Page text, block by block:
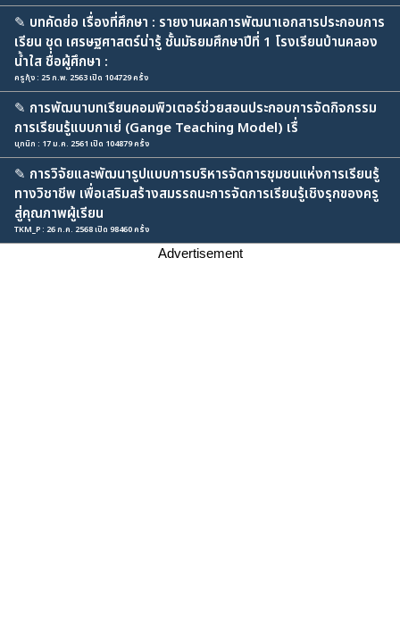
✎ บทคัดย่อ เรื่องที่ศึกษา : รายงานผลการพัฒนาเอกสารประกอบการ
เรียน ชุด เศรษฐศาสตร์น่ารู้ ชั้นมัธยมศึกษาปีที่ 1 โรงเรียนบ้านคลอง
น้ำใส ชื่อผู้ศึกษา :
ครูกุ้ง : 25 ก.พ. 2563 เปิด 104729 ครั้ง
✎ การพัฒนาบทเรียนคอมพิวเตอร์ช่วยสอนประกอบการจัดกิจกรรม
การเรียนรู้แบบกาเย่ (Gange Teaching Model) เรื่
นุกนิก : 17 ม.ค. 2561 เปิด 104879 ครั้ง
✎ การวิจัยและพัฒนารูปแบบการบริหารจัดการชุมชนแห่งการเรียนรู้
ทางวิชาชีพ เพื่อเสริมสร้างสมรรถนะการจัดการเรียนรู้เชิงรุกของครู
สู่คุณภาพผู้เรียน
TKM_P : 26 ก.ค. 2568 เปิด 98460 ครั้ง
Advertisement